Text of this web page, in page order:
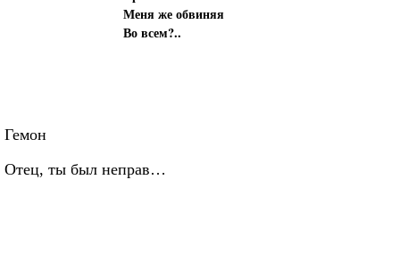
Меня же обвиняя
Во всем?..
Гемон
Отец, ты был неправ…